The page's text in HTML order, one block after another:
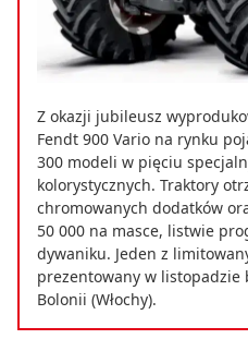
Z okazji jubileusz
Fendt 900 Vario na rynku
300 modeli w pięciu
kolorystycznych. Traktory
chromowanych dodatków
50 000 na masce, listwie
dywaniku. Jeden z
prezentowany w listopadzie
Bolonii (Włochy).